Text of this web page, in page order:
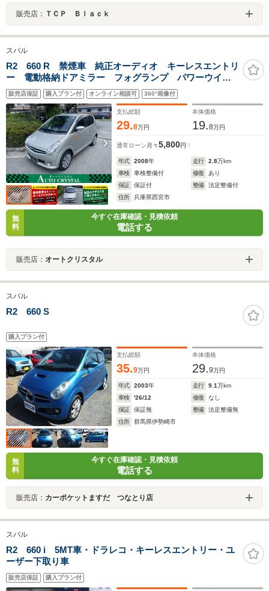
販売店： ＴＣＰ Ｂｌａｃｋ
スバル
R2 660 R 禁煙車 純正オーディオ キーレスエントリ
ー 電動格納ドアミラー フォグランプ パワーウイン
ドスイッチ パワーステアリング 走行27350キロ
販売店保証 購入プラン付 オンライン相談可 360°画像付
支払総額
29.8万円
本体価格
19.8万円
通常ローン 月々5,800円
年式 2008年 走行 2.8万km
車検
車検整備付 修復
あり
保証
保証付 整備
法定整備付
住所
兵庫県西宮市
無
料
今すぐ在庫確認・見積依頼
電話する
販売店： オートクリスタル
スバル
R2 660 S
購入プラン付
支払総額
35.9万円
本体価格
29.9万円
年式 2003年 走行 9.1万km
車検
'26/12 修復
なし
保証
保証無 整備
法定整備無
住所
群馬県伊勢崎市
無
料
今すぐ在庫確認・見積依頼
電話する
販売店： カーポケットますだ つなとり店
スバル
R2 660 i 5MT車・ドラレコ・キーレスエントリー・ユ
ーザー下取り車
販売店保証 購入プラン付